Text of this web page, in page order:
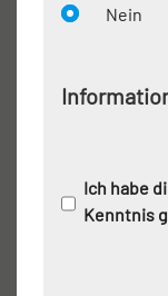
Nein
Ich habe
Kenntnis